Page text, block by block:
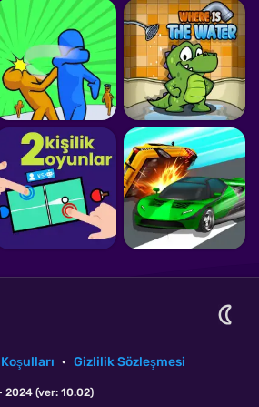
· Gizlilik Sözleşmesi
(ver: 10.02)